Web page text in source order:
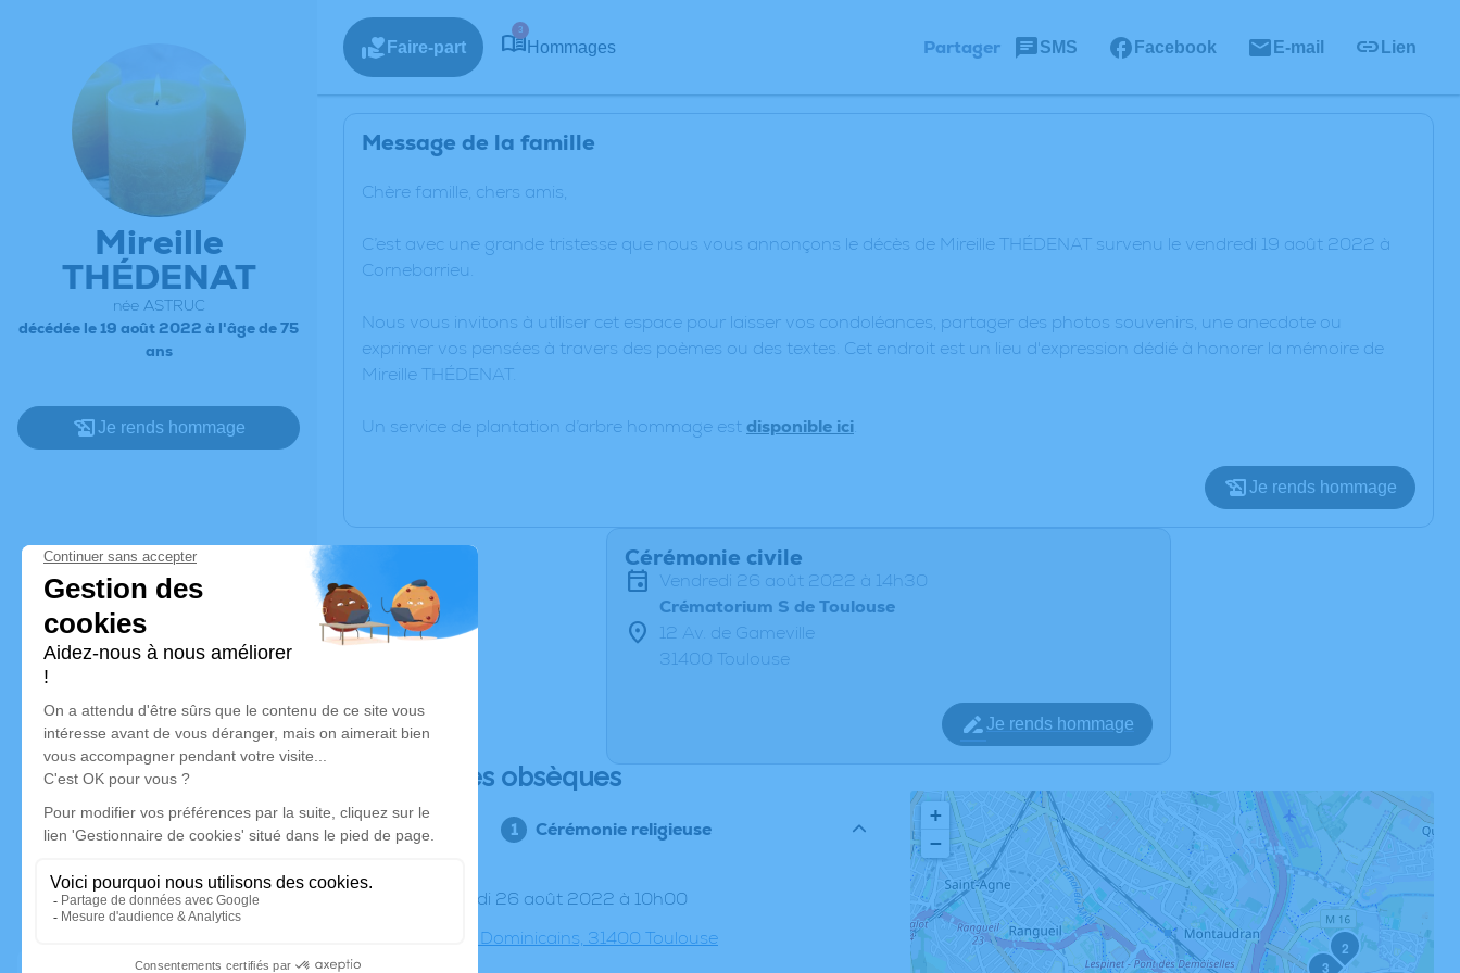
Mireille
THÉDENAT
née ASTRUC
décédée le 19 août 2022 à l'âge de 75
ans
Je rends hommage
Faire-part
3
Hommages Partager SMS Facebook E-mail Lien
Message de la famille
Chère famille, chers amis,
C’est avec une grande tristesse que nous vous annonçons le décès de Mireille THÉDENAT survenu le vendredi 19 août 2022 à
Cornebarrieu.
Nous vous invitons à utiliser cet espace pour laisser vos condoléances, partager des photos souvenirs, une anecdote ou
exprimer vos pensées à travers des poèmes ou des textes. Cet endroit est un lieu d'expression dédié à honorer la mémoire de
Mireille THÉDENAT.
Un service de plantation d’arbre hommage est disponible ici
Je rends hommage
Cérémonie civile
vendredi 26 août 2022 à 14h30
Crématorium S de Toulouse
12 Av. de Gameville
31400 Toulouse
Je rends hommage
Déroulé des obsèques
Cérémonie religieuse
Le vendredi 26 août 2022 à 10h00
Eglise des Dominicains, 31400 Toulouse
2
3
+
−